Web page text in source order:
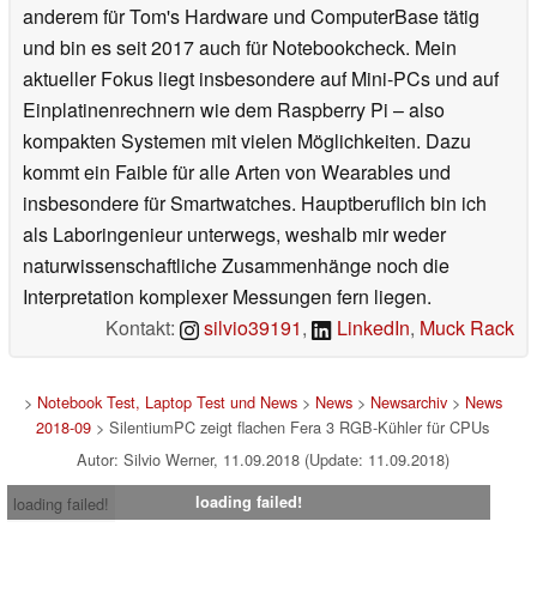
anderem für Tom's Hardware und ComputerBase tätig
und bin es seit 2017 auch für Notebookcheck. Mein
aktueller Fokus liegt insbesondere auf Mini-PCs und auf
Einplatinenrechnern wie dem Raspberry Pi – also
kompakten Systemen mit vielen Möglichkeiten. Dazu
kommt ein Faible für alle Arten von Wearables und
insbesondere für Smartwatches. Hauptberuflich bin ich
als Laboringenieur unterwegs, weshalb mir weder
naturwissenschaftliche Zusammenhänge noch die
Interpretation komplexer Messungen fern liegen.
Kontakt:
silvio39191, LinkedIn, Muck Rack
> Notebook Test, Laptop Test und News> News> Newsarchiv> News
2018-09 > SilentiumPC zeigt flachen Fera 3 RGB-Kühler für CPUs
Autor: Silvio Werner, 11.09.2018 (Update: 11.09.2018)
loading failed!
loading failed!